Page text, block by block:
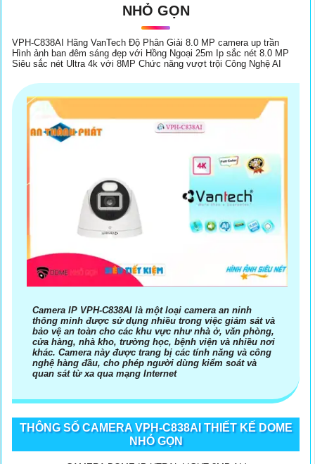
NHỎ GỌN
VPH-C838AI Hãng VanTech Độ Phân Giải 8.0 MP camera up trần
Hình ảnh ban đêm sáng đẹp với Hồng Ngoại 25m Ip sắc nét 8.0 MP
Siêu sắc nét Ultra 4k với 8MP Chức năng vượt trội Công Nghệ AI
Camera IP VPH-C838AI là một loại camera an ninh
thông minh được sử dụng nhiều trong việc giám sát và
bảo vệ an toàn cho các khu vực như nhà ở, văn phòng,
cửa hàng, nhà kho, trường học, bệnh viện và nhiều nơi
khác. Camera này được trang bị các tính năng và công
nghệ hàng đầu, cho phép người dùng kiểm soát và
quan sát từ xa qua mạng Internet
THÔNG SỐ CAMERA VPH-C838AI THIẾT KẾ DOME
NHỎ GỌN